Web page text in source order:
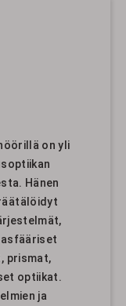
reiällä
on yli
Hänen
asfääriset
prismat,
optiikat.
ja